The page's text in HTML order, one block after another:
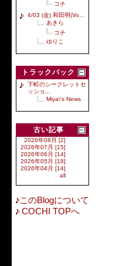
コチ
4/03 (金) 和田明(Vo...
あきら
コチ
ゆりこ
トラックバック
下町のシークレットセ
ッショ...
Miya\'s News
古い記事
2026年08月 [2]
2026年07月 [15]
2026年06月 [14]
2026年05月 [18]
2026年04月 [14]
all
このBlogについて
COCHI TOPへ